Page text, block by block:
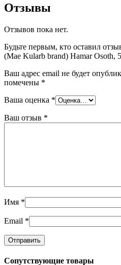
Отзывы
Отзывов пока нет.
Будьте первым, кто оставил
(Mae Kularb brand) Hamar Osoth,
Ваш адрес email не будет
помечены *
Ваша оценка *
Ваш отзыв *
Имя *
Email *
Сопутствующие товары